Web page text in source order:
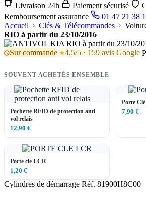
Livraison 24h
Paiement sécurisé
Remboursement assurance
01 47 21 38
Accueil
Clés & Télécommandes
RIO à partir du 23/10/2016
Sur commande 4,5/5 · 159 avis Google
SOUVENT ACHETÉS ENSEMBLE
Pochette RFID de protection anti
vol relais
12,90 €
Porte
7,90 €
Porte cle LCR
1,20 €
Cylindres de démarrage Réf. 81900H8C00